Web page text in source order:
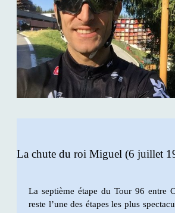
La chute du roi Miguel (6 juillet
La septième étape du Tour 96 entre
reste l’une des étapes les plus